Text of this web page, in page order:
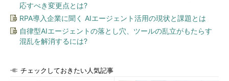
応すべき変更点とは?
RPA導入企業に聞く AIエージェント活用の現状と課題とは
自律型AIエージェントの落とし穴、ツールの乱立がもたらす
混乱を解消するには?
チェックしておきたい人気記事